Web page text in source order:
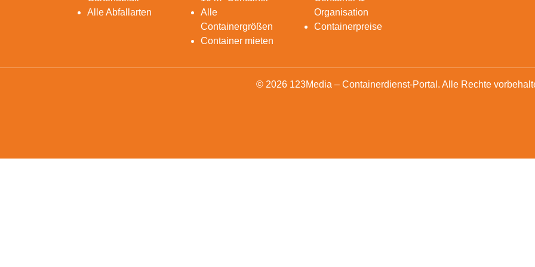
Alle Abfallarten
Alle
Containergrößen
Container mieten
Organisation
Containerpreise
© 2026 123Media – Containerdienst-Portal. Alle Rechte